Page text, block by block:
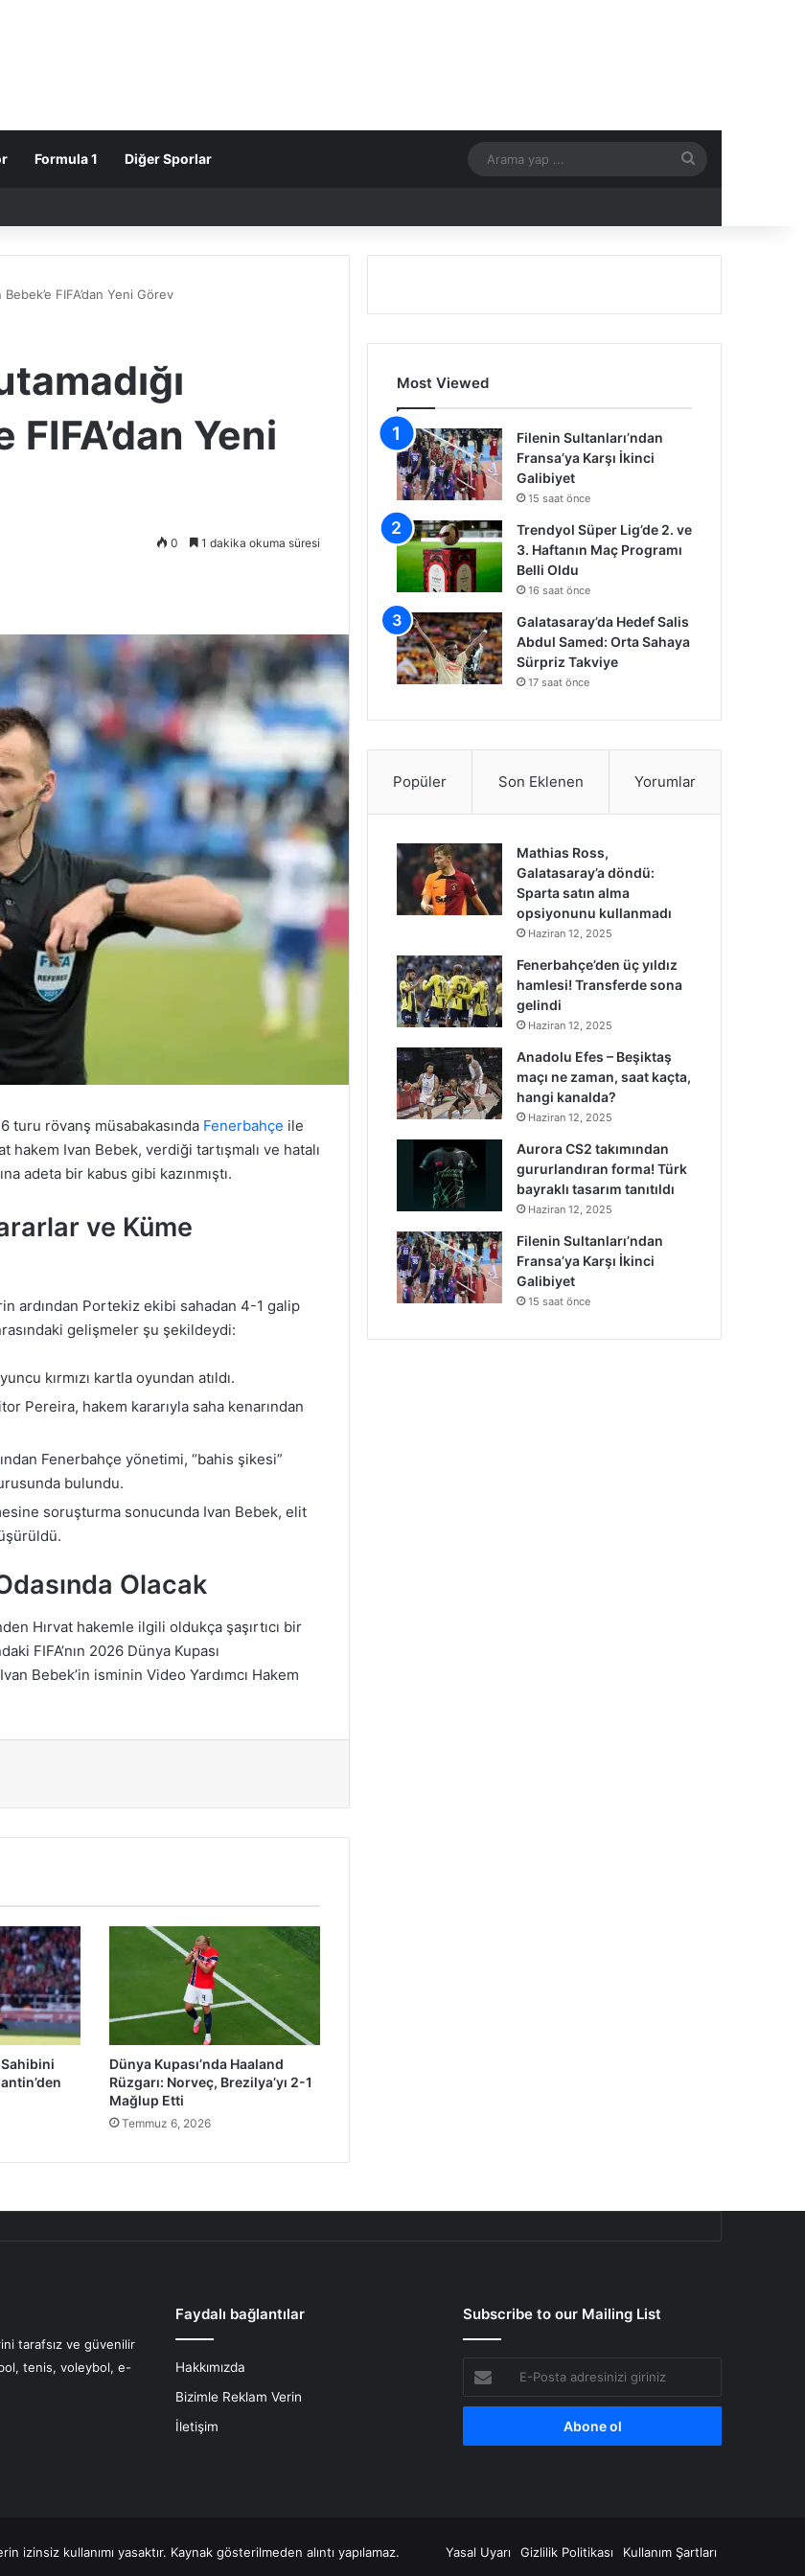
Formula 1 Diğer Sporlar
...
FIFA’dan Yeni Görev
FIFA’dan Yeni
0 1 dakika okuma süresi
turu rövanş müsabakasında Fenerbahçe ile
hakem Ivan Bebek, verdiği tartışmalı ve hatalı
adeta bir kabus gibi kazınmıştı.
ve Küme
ardından Portekiz ekibi sahadan 4-1 galip
gelişmeler şu şekildeydi:
kırmızı kartla oyundan atıldı.
Pereira, hakem kararıyla saha kenarından
Fenerbahçe yönetimi, “bahis şikesi”
bulundu.
soruşturma sonucunda Ivan Bebek, elit
Olacak
Hırvat hakemle ilgili oldukça şaşırtıcı bir
FIFA’nın 2026 Dünya Kupası
Bebek’in isminin Video Yardımcı Hakem
Dünya Kupası’nda Haaland
Rüzgarı: Norveç, Brezilya’yı 2-1
Mağlup Etti
Temmuz 6, 2026
Most Viewed
Filenin Sultanları’ndan
Fransa’ya Karşı İkinci
Galibiyet
15 saat önce
Trendyol Süper Lig’de 2. ve
3. Haftanın Maç Programı
Belli Oldu
16 saat önce
Galatasaray’da Hedef Salis
Abdul Samed: Orta Sahaya
Sürpriz Takviye
17 saat önce
Popüler Son Eklenen Yorumlar
Mathias Ross,
Galatasaray’a döndü:
Sparta satın alma
opsiyonunu kullanmadı
Haziran 12, 2025
Fenerbahçe’den üç yıldız
hamlesi! Transferde sona
gelindi
Haziran 12, 2025
Anadolu Efes – Beşiktaş
maçı ne zaman, saat kaçta,
hangi kanalda?
Haziran 12, 2025
Aurora CS2 takımından
gururlandıran forma! Türk
bayraklı tasarım tanıtıldı
Haziran 12, 2025
Filenin Sultanları’ndan
Fransa’ya Karşı İkinci
Galibiyet
15 saat önce
tarafsız ve güvenilir
tenis, voleybol, e-
Faydalı bağlantılar
Hakkımızda
Bizimle Reklam Verin
İletişim
Subscribe to our Mailing List
Posta
adresinizi
izinsiz kullanımı yasaktır. Kaynak gösterilmeden alıntı yapılamaz. Yasal Uyarı Gizlilik Politikası Kullanım Şartları